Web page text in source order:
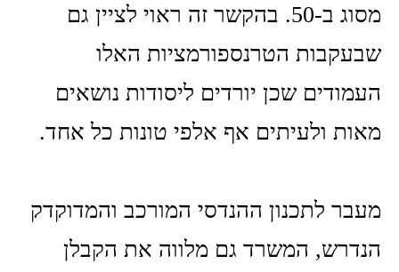
מסוג ב-50. בהקשר זה ראוי לציין גם
שבעקבות הטרנספורמציות האלו
העמודים שכן יורדים ליסודות נושאים
מאות ולעיתים אף אלפי טונות כל אחד.
מעבר לתכנון ההנדסי המורכב והמדוקדק
הנדרש, המשרד גם מלווה את הקבלן